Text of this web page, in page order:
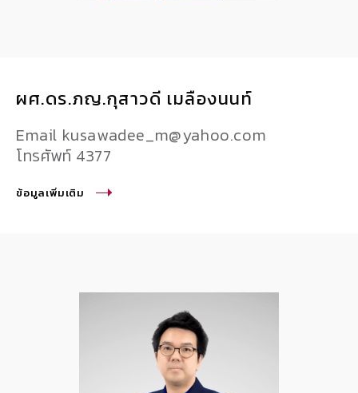
ผศ.ดร.ภญ.กุสาวดี เมลืองนนท์
Email kusawadee_m@yahoo.com
โทรศัพท์ 4377
ข้อมูลเพิ่มเติม